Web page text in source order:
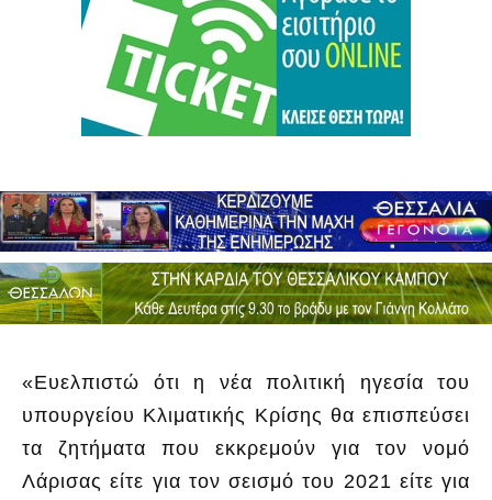
«Ευελπιστώ ότι η νέα πολιτική ηγεσία του
υπουργείου Κλιματικής Κρίσης θα επισπεύσει
τα ζητήματα που εκκρεμούν για τον νομό
Λάρισας είτε για τον σεισμό του 2021 είτε για